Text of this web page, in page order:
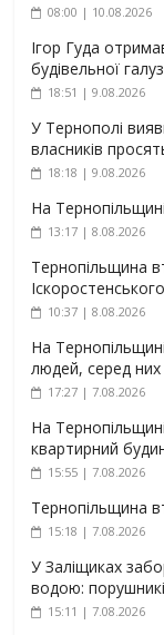
08:00 | 10.08.2026
Ігор Гуда
будівельної
18:51 | 9.08.2026
У Тернополі
власників
18:18 | 9.08.2026
На
13:17 | 8.08.2026
Тернопільщина
Іскоростенського
10:37 | 8.08.2026
На
людей, серед
17:27 | 7.08.2026
На
квартирний
15:55 | 7.08.2026
Тернопільщина
15:18 | 7.08.2026
У Заліщиках
водою:
15:11 | 7.08.2026